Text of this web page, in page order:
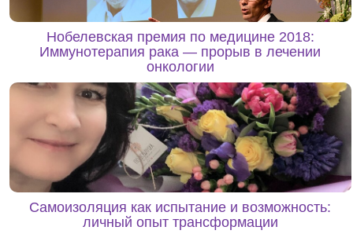
Нобелевская премия по медицине 2018:
Иммунотерапия рака — прорыв в лечении
онкологии
Самоизоляция как испытание и возможность:
личный опыт трансформации